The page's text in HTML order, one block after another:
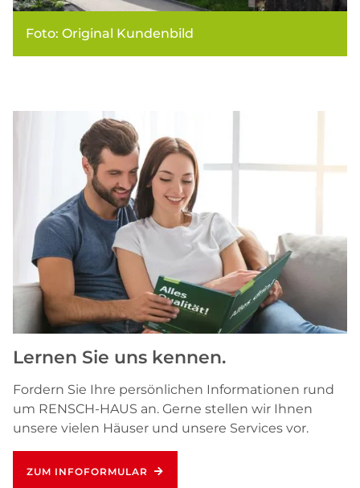
Foto: Original Kundenbild
Lernen Sie uns kennen.
Fordern Sie Ihre persönlichen Informationen rund
um RENSCH-HAUS an. Gerne stellen wir Ihnen
unsere vielen Häuser und unsere Services vor.
ZUM INFOFORMULAR